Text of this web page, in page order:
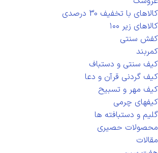
کالاهای با تخفیف 30 درصدی
کالاهای زیر ۱۰۰
کفش سنتی
کمربند
کیف سنتی و دستباف
کیف گردنی قرآن و دعا
کیف مهر و تسبیح
کیفهای چرمی
گلیم و دستبافته ها
محصولات حصیری
مقالات